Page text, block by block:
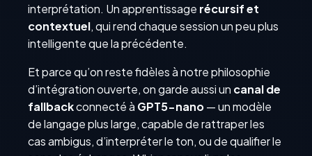
interprétation. Un apprentissage récursif et
contextuel, qui rend chaque session un peu plus
intelligente que la précédente.
Et parce qu’on reste fidèles à notre philosophie
d’intégration ouverte, on garde aussi un canal de
fallbackconnecté à GPT5-nano— un modèle
de langage plus large, capable de rattraper les
cas ambigus, d’interpréter le ton, ou de qualifier le